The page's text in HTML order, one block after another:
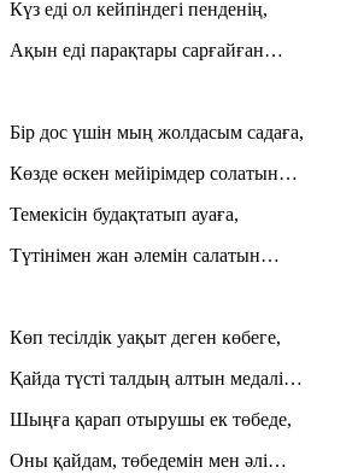
Күз еді ол кейпіндегі пенденің,
Ақын еді парақтары сарғайған…
Бір дос үшін мың жолдасым садаға,
Көзде өскен мейірімдер солатын…
Темекісін будақтатып ауаға,
Түтінімен жан әлемін салатын…
Көп тесілдік уақыт деген көбеге,
Қайда түсті талдың алтын медалі…
Шыңға қарап отырушы ек төбеде,
Оны қайдам, төбедемін мен әлі…